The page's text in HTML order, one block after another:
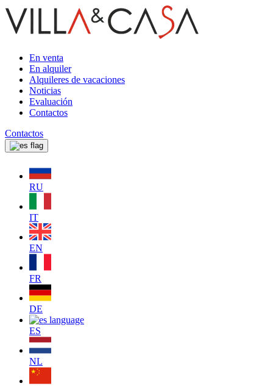
En venta
En alquiler
Alquileres de vacaciones
Noticias
Evaluación
Contactos
Contactos
RU
IT
EN
FR
DE
ES
NL